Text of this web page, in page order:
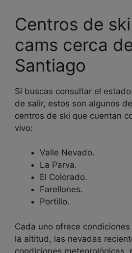
Centros de
cams cerca
Santiago
Si buscas consultar el
de salir, estos son algunos
centros de ski que cuentan
vivo:
Valle Nevado.
La Parva.
El Colorado.
Farellones.
Portillo.
Cada uno ofrece
la altitud, las nevadas
condiciones meteorológicas,